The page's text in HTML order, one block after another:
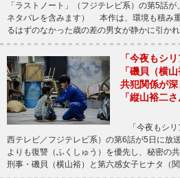
「ラストノート」（フジテレビ系）の第5話が
ネタバレを含みます） 本作は、環境も積み
るはずのなかった歳の差の男女が静かに引か
「今夜もシ
「磯貝（横
共犯関係が深
「縦山裕二
「今夜もシリ
西テレビ／フジテレビ系）の第6話が5日に
よりも復讐（ふくしゅう）を優先し、秘密の
刑事・磯貝（横山裕）と第六感女子ヒナタ（